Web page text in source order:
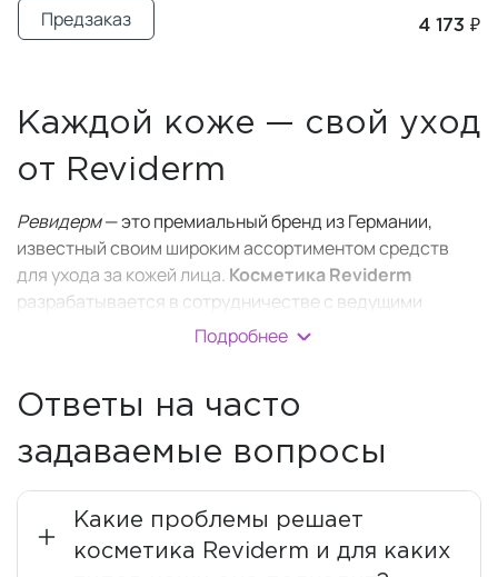
4 173 ₽
Предзаказ
Каждой коже — свой уход
от Reviderm
Ревидерм— это премиальный бренд из Германии,
известный своим широким ассортиментом средств
для ухода за кожей лица. Косметика Reviderm
разрабатывается в сотрудничестве с ведущими
дерматологами с 1986 года, чтобы предложить
индивидуальный уход за вашей кожей.
Компания использует передовые технологии и
медицинские исследования, чтобы
создаватьвысокоэффективную косметику
Производитель является международным лидером в
областимикродермабразиии делает ставку на
«Качество, сделанное в Германии». Все средства
производятся с учетом последних научных
Подробнее
Ответы на часто
задаваемые вопросы
Какие проблемы решает
косметика Reviderm и для каких